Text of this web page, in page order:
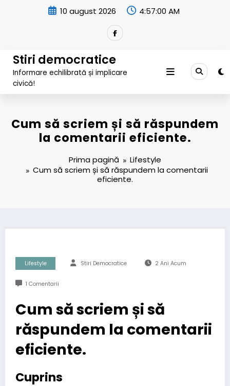
10 august 2026 4:57:01 AM
Stiri democratice
Informare echilibrată și implicare
civică!
Cum să scriem și să răspundem
la comentarii eficiente.
Prima pagină
Lifestyle
Cum să scriem și să răspundem la comentarii
eficiente.
Lifestyle Stiri Democratice 2 Ani Acum
1 Comentarii
Cum să scriem și să
răspundem la comentarii
eficiente.
Cuprins